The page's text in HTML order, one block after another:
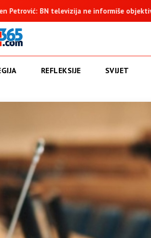
objektivno, već pokušava da ospori
REFLEKSIJE SVIJET